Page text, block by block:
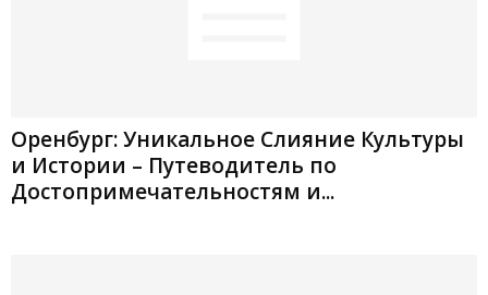
Оренбург: Уникальное Слияние Культуры
и Истории – Путеводитель по
Достопримечательностям и...